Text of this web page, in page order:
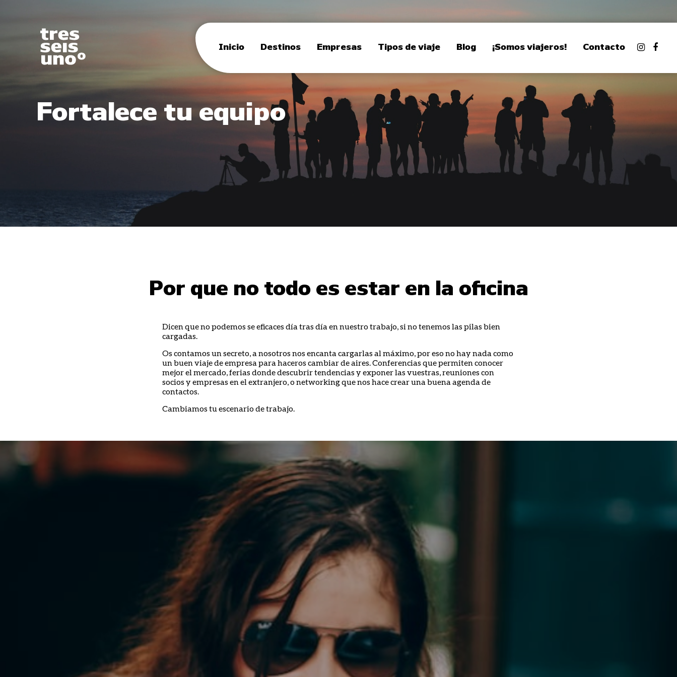
Inicio Destinos Empresas Tipos de viaje Blog ¡Somos viajeros! Contacto
Fortalece tu equipo
Por que no todo es estar en la oficina
Dicen que no podemos se eficaces día tras día en nuestro trabajo, si no tenemos las pilas bien
cargadas.
Os contamos un secreto, a nosotros nos encanta cargarlas al máximo, por eso no hay nada como
un buen viaje de empresa para haceros cambiar de aires. Conferencias que permiten conocer
mejor el mercado, ferias donde descubrir tendencias y exponer las vuestras, reuniones con
socios y empresas en el extranjero, o networking que nos hace crear una buena agenda de
contactos.
Cambiamos tu escenario de trabajo.